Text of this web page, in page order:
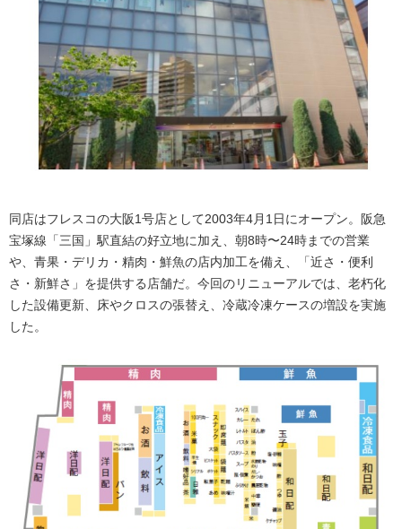
同店はフレスコの大阪1号店として2003年4月1日にオープン。阪急
宝塚線「三国」駅直結の好立地に加え、朝8時〜24時までの営業
や、青果・デリカ・精肉・鮮魚の店内加工を備え、「近さ・便利
さ・新鮮さ」を提供する店舗だ。今回のリニューアルでは、老朽化
した設備更新、床やクロスの張替え、冷蔵冷凍ケースの増設を実施
した。